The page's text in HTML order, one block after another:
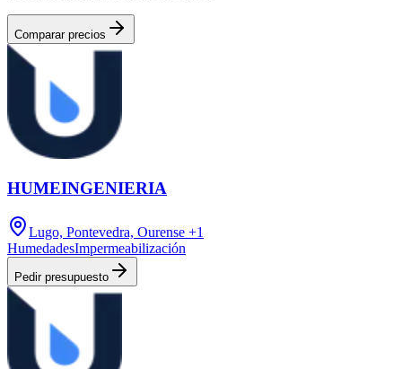
Comparar precios
HUMEINGENIERIA
Lugo, Pontevedra, Ourense +1
HumedadesImpermeabilización
Pedir presupuesto